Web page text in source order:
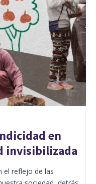
en
invisibilizada
el reflejo de las